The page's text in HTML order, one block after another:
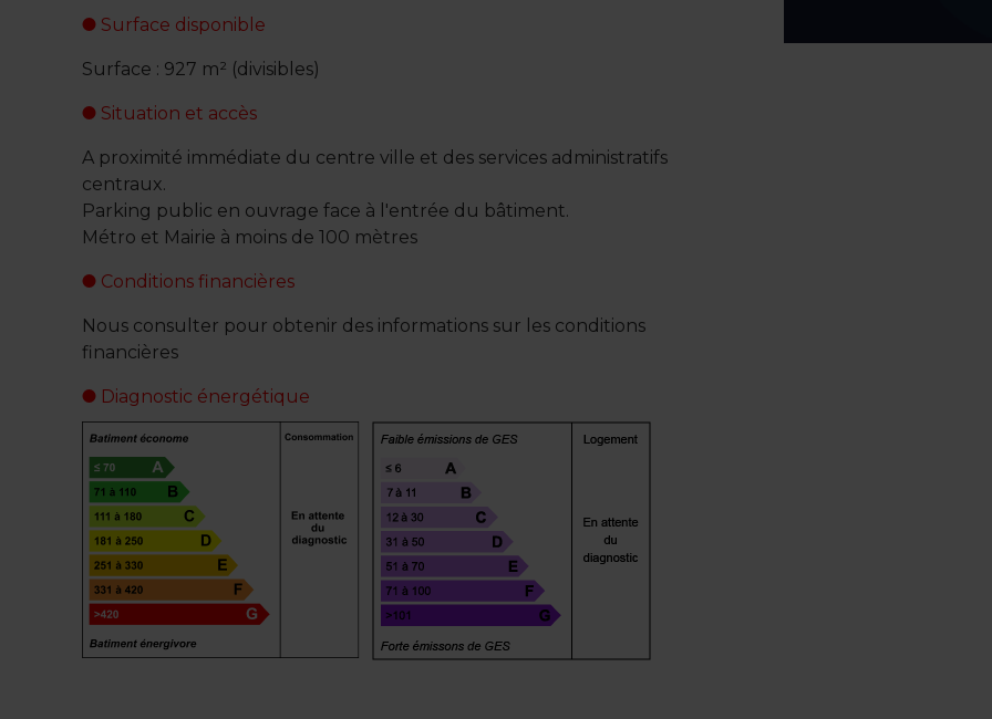
Surface disponible
Surface : 927 m² (divisibles)
Situation et accès
A proximité immédiate du centre ville et des services administratifs
centraux.
Parking public en ouvrage face à l'entrée du bâtiment.
Métro et Mairie à moins de 100 mètres
Conditions financières
Nous consulter pour obtenir des informations sur les conditions
financières
Diagnostic énergétique